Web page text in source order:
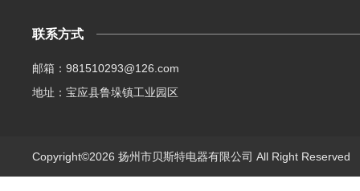
联系方式
邮箱：981510293@126.com
地址：宝应县鲁垛镇工业园区
Copyright©2026 扬州市贝斯特电器有限公司 All Right